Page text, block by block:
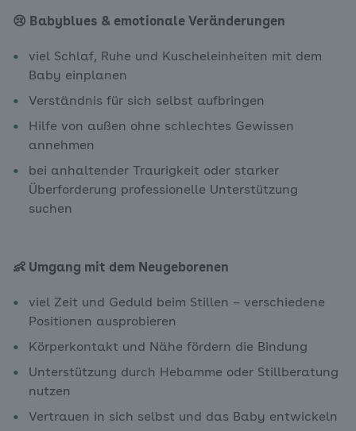
😢 Babyblues & emotionale Veränderungen
viel Schlaf, Ruhe und Kuscheleinheiten mit dem
Baby einplanen
Verständnis für sich selbst aufbringen
Hilfe von außen ohne schlechtes Gewissen
annehmen
bei anhaltender Traurigkeit oder starker
Überforderung professionelle Unterstützung
suchen
👶 Umgang mit dem Neugeborenen
viel Zeit und Geduld beim Stillen – verschiedene
Positionen ausprobieren
Körperkontakt und Nähe fördern die Bindung
Unterstützung durch Hebamme oder Stillberatung
nutzen
Vertrauen in sich selbst und das Baby entwickeln